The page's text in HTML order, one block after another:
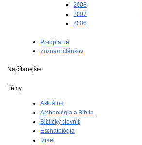
2008
2007
2006
Predplatné
Zoznam článkov
Najčítanejšie
Témy
Aktuálne
Archeológia a Biblia
Biblický slovník
Eschatológia
Izrael